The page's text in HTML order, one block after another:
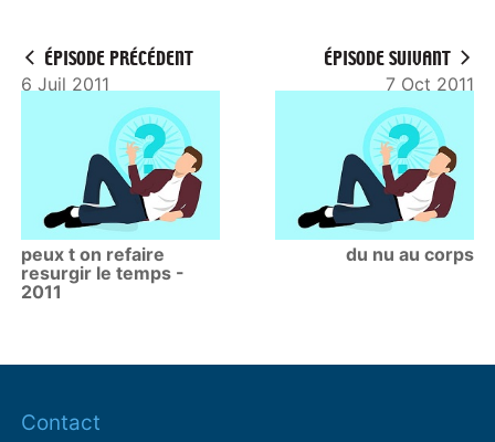
ÉPISODE PRÉCÉDENT
6 Juil 2011
peux t on refaire
resurgir le temps -
2011
ÉPISODE SUIVANT
7 Oct 2011
du nu au corps
Contact